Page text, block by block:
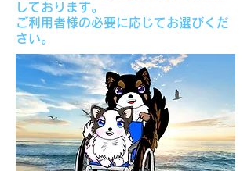
しております。
​ご利用者様の必要に応じてお選びくだ
さい。